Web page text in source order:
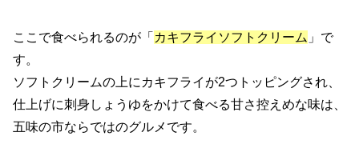
ここで食べられるのが「 カキフライソフトクリーム 」で
す。
ソフトクリームの上にカキフライが2つトッピングされ、
仕上げに刺身しょうゆをかけて食べる甘さ控えめな味は、
五味の市ならではのグルメです。